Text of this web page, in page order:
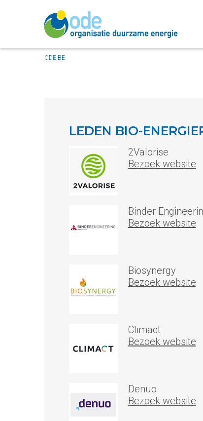
ODE.BE
LEDEN BIO-
2Valorise
Bezoek website
Binder
Bezoek website
Biosynergy
Bezoek website
Climact
Bezoek website
Denuo
Bezoek website